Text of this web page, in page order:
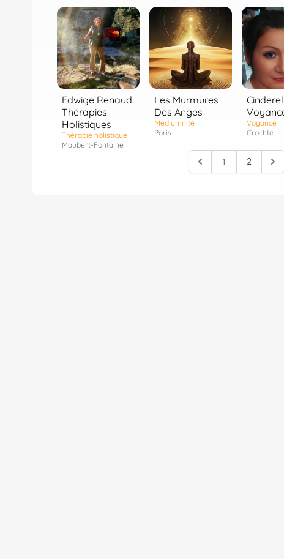
Edwige Renaud
Thérapies
Holistiques
Thérapie holistique
Maubert-Fontaine
Les Murmures
Des Anges
Mediumnité
Paris
Voyance
Crochte
1 2